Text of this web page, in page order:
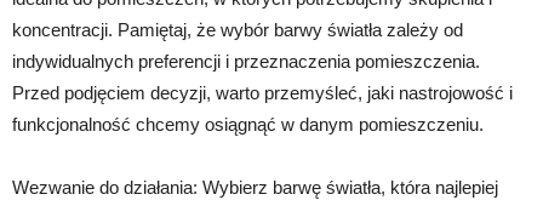
koncentracji. Pamiętaj, że wybór barwy światła zależy od
indywidualnych preferencji i przeznaczenia pomieszczenia.
Przed podjęciem decyzji, warto przemyśleć, jaki nastrojowość i
funkcjonalność chcemy osiągnąć w danym pomieszczeniu.
Wezwanie do działania: Wybierz barwę światła, która najlepiej